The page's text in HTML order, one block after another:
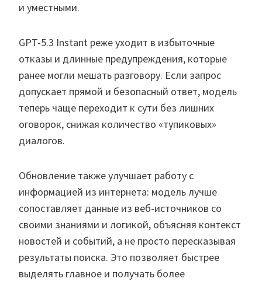
и уместными.
GPT-5.3 Instant реже уходит в избыточные
отказы и длинные предупреждения, которые
ранее могли мешать разговору. Если запрос
допускает прямой и безопасный ответ, модель
теперь чаще переходит к сути без лишних
оговорок, снижая количество «тупиковых»
диалогов.
Обновление также улучшает работу с
информацией из интернета: модель лучше
сопоставляет данные из веб-источников со
своими знаниями и логикой, объясняя контекст
новостей и событий, а не просто пересказывая
результаты поиска. Это позволяет быстрее
выделять главное и получать более